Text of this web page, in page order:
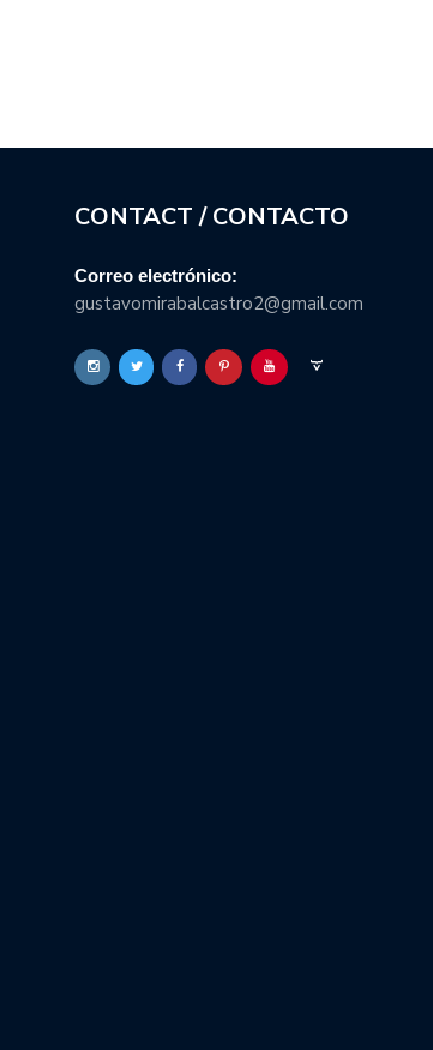
CONTACT / CONTACTO
Correo electrónico:
gustavomirabalcastro2@gmail.com